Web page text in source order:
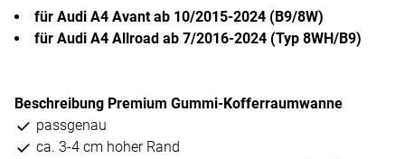
für Audi A4 Avant ab 10/2015-2024 (B9/8W)
für Audi A4 Allroad ab 7/2016-2024 (Typ 8WH/B9)
Beschreibung Premium Gummi-Kofferraumwanne
passgenau
ca. 3-4 cm hoher Rand